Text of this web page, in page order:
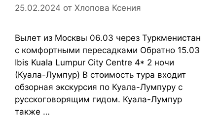
25.02.2024 от Хлопова Ксения
Вылет из Москвы 06.03 через Туркменистан
с комфортными пересадками Обратно 15.03
Ibis Kuala Lumpur City Centre 4* 2 ночи
(Куала-Лумпур) В стоимость тура входит
обзорная экскурсия по Куала-Лумпуру с
русскоговорящим гидом. Куала-Лумпур
также …